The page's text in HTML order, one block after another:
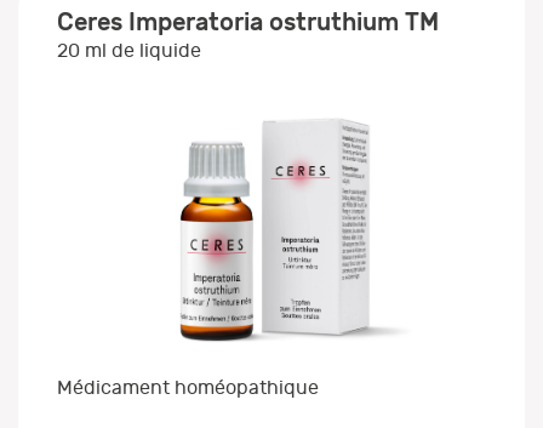
Ceres Imperatoria ostruthium TM
20 ml de liquide
Médicament homéopathique